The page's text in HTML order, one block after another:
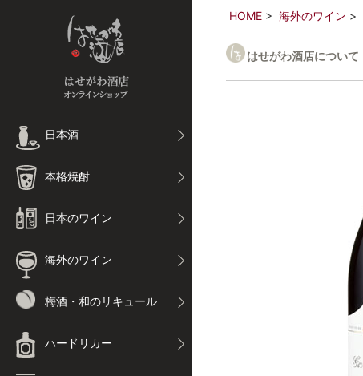
日本酒
本格焼酎
日本のワイン
海外のワイン
梅酒・和のリキュール
ハードリカー
HOME 海外のワイン
はせがわ酒店について